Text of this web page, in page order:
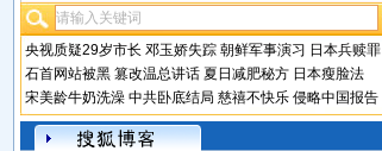
央视质疑29岁市长 邓玉娇失踪 朝鲜军事演习 日本兵赎罪
石首网站被黑 篡改温总讲话 夏日减肥秘方 日本瘦脸法
宋美龄牛奶洗澡 中共卧底结局 慈禧不快乐 侵略中国报告